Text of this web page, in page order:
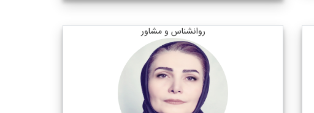
روانشناس و مشاور